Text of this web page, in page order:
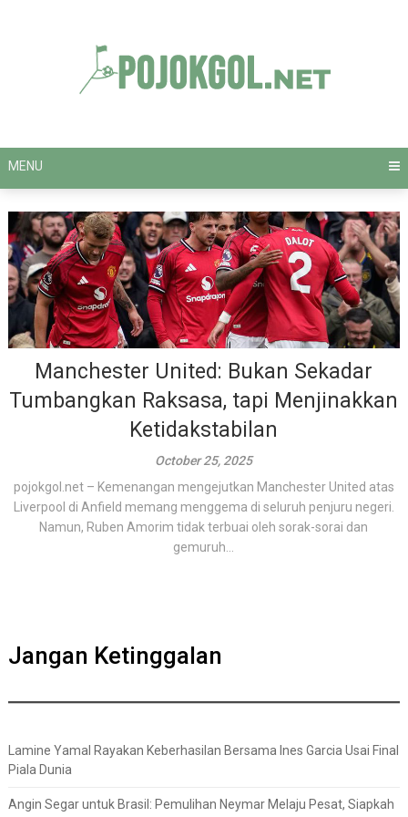
MENU
Manchester United: Bukan Sekadar
Tumbangkan Raksasa, tapi Menjinakkan
Ketidakstabilan
October 25, 2025
pojokgol.net – Kemenangan mengejutkan Manchester United atas
Liverpool di Anfield memang menggema di seluruh penjuru negeri.
Namun, Ruben Amorim tidak terbuai oleh sorak-sorai dan
gemuruh...
Jangan Ketinggalan
Lamine Yamal Rayakan Keberhasilan Bersama Ines Garcia Usai Final
Piala Dunia
Angin Segar untuk Brasil: Pemulihan Neymar Melaju Pesat, Siapkah